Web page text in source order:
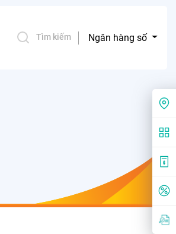
Tìm kiếm Ngân hàng số